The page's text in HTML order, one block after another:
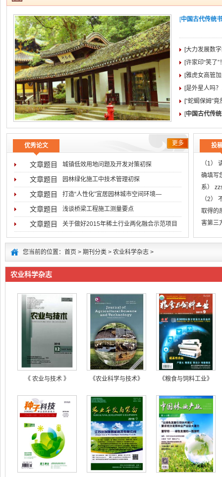
[中国古代传统书院
[大力发展数
[许家印“笑了
[雅虎女高管
[是外星人吗
[“蛇蝎保姆”
[中国古代传
优秀论文 更多
城镇低效用地问题及开发对策初探
文章题目
园林绿化施工中技术管理初探
文章题目
打造“人性化”宜居园林城市空间环境―
文章题目
浅谈桥梁工程施工测量要点
文章题目
关于做好2015年稀土行业两化融合示范项目
文章题目
投
（1）
确填写
系）
（2）
取得的
害第三
您当前的位置： 首页 > 期刊分类 > 农业科学杂志 >
农业科学杂志
《 农业与技术 》 《农业科学与技术》 《粮食与饲料工业》